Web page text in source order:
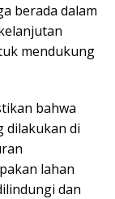
berada dalam
mendukung
bahwa
dilakukan di
lahan
dan